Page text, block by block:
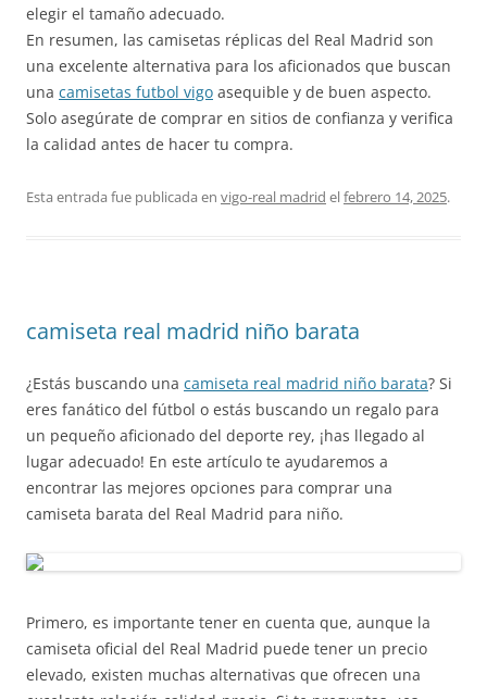
elegir el tamaño adecuado.
En resumen, las camisetas réplicas del Real Madrid son
una excelente alternativa para los aficionados que buscan
una camisetas futbol vigo asequible y de buen aspecto.
Solo asegúrate de comprar en sitios de confianza y verifica
la calidad antes de hacer tu compra.
Esta entrada fue publicada en vigo-real madrid elfebrero 14, 2025.
camiseta real madrid niño barata
¿Estás buscando una camiseta real madrid niño barata? Si
eres fanático del fútbol o estás buscando un regalo para
un pequeño aficionado del deporte rey, ¡has llegado al
lugar adecuado! En este artículo te ayudaremos a
encontrar las mejores opciones para comprar una
camiseta barata del Real Madrid para niño.
Primero, es importante tener en cuenta que, aunque la
camiseta oficial del Real Madrid puede tener un precio
elevado, existen muchas alternativas que ofrecen una